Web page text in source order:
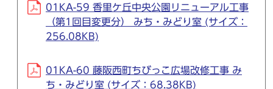
01KA-59 香里ケ丘中央公園リニューアル工事
（第1回目変更分） みち・みどり室 (サイズ：
256.08KB)
01KA-60 藤阪西町ちびっこ広場改修工事 み
ち・みどり室 (サイズ：68.38KB)